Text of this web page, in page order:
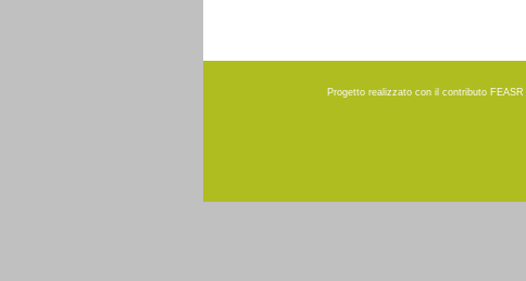
Progetto realizzato con il contributo